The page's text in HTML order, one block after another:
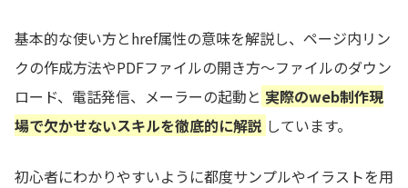
基本的な使い方とhref属性の意味を解説し、ページ内リン
クの作成方法やPDFファイルの開き方〜ファイルのダウン
ロード、電話発信、メーラーの起動と 実際のweb制作現
場で欠かせないスキルを徹底的に解説 しています。
初心者にわかりやすいように都度サンプルやイラストを用